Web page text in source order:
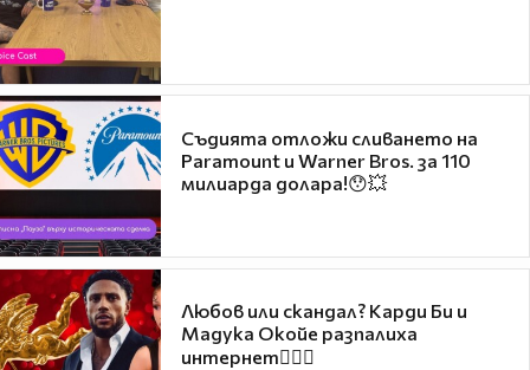
Съдията отложи сливането на
Paramount и Warner Bros. за 110
милиарда долара!😯💥
Любов или скандал? Карди Би и
Мадука Окойе разпалиха
интернет❤️‍🔥🔥